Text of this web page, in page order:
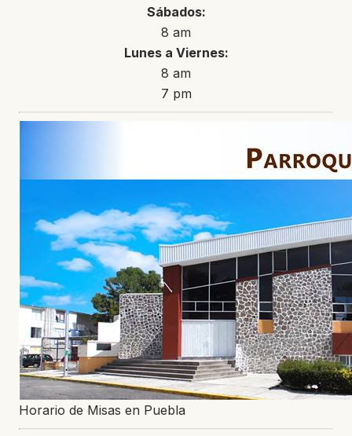
Sábados:
8 am
Lunes a Viernes:
8 am
7 pm
Horario de Misas en Puebla